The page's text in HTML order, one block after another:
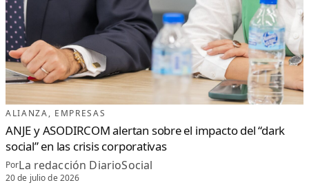
ALIANZA, EMPRESAS
ANJE y ASODIRCOM alertan sobre el impacto del “dark
social” en las crisis corporativas
PorLa redacción DiarioSocial
20 de julio de 2026